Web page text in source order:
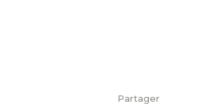
Partager